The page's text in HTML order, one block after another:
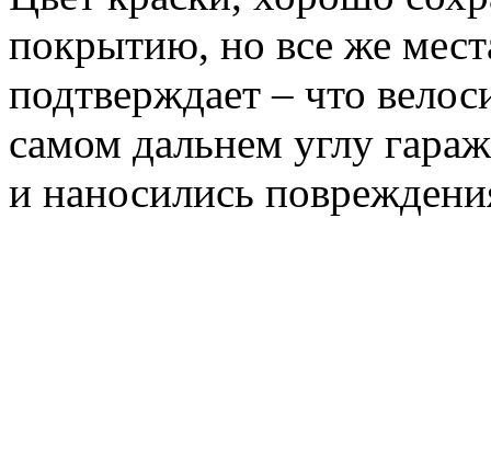
покрытию, но все же
подтверждает – что
самом дальнем углу
и наносились